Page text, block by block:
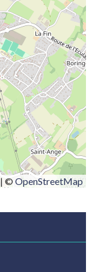
| ©OpenStreetMap